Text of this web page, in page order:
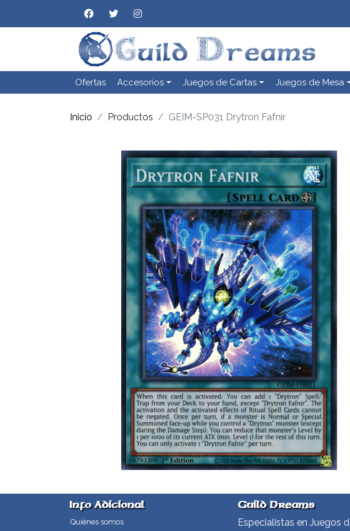
Ofertas Accesorios Juegos de Cartas Juegos de Mesa
Inicio Productos GEIM-SP031 Drytron Fafnir
Info Adicional
Quiénes somos
Guild Dreams
Especialistas en Juegos